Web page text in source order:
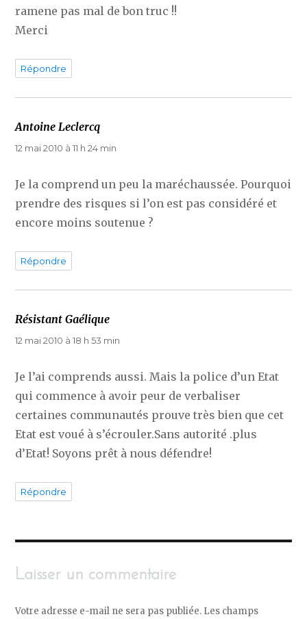
ramene pas mal de bon truc !!
Merci
Répondre
Antoine Leclercq
12 mai 2010 à 11 h 24 min
Je la comprend un peu la maréchaussée. Pourquoi
prendre des risques si l’on est pas considéré et
encore moins soutenue ?
Répondre
Résistant Gaélique
12 mai 2010 à 18 h 53 min
Je l’ai comprends aussi. Mais la police d’un Etat
qui commence à avoir peur de verbaliser
certaines communautés prouve très bien que cet
Etat est voué à s’écrouler.Sans autorité .plus
d’Etat! Soyons prêt à nous défendre!
Répondre
Laisser un commentaire
Votre adresse e-mail ne sera pas publiée. Les champs